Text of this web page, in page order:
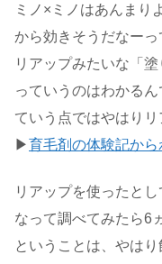
ミノ×ミノはあんまり
から効きそうだなーっ
リアップみたいな「
っていうのはわかる
ていう点ではやはりリ
▶育毛剤の体験記か
リアップを使ったと
なって調べてみたら6
ということは、やは